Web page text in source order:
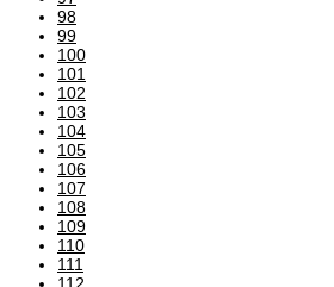
98
99
100
101
102
103
104
105
106
107
108
109
110
111
112